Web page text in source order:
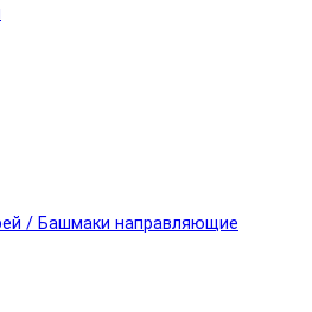
/ Башмаки направляющие